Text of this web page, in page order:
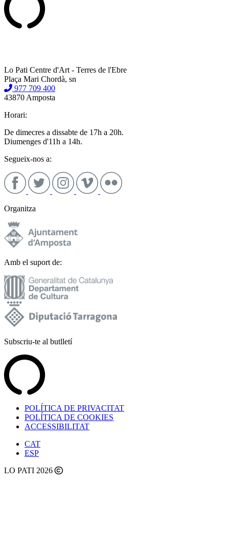
Lo Pati Centre d'Art - Terres de l'Ebre
Plaça Mari Chordà, sn
977 709 400
43870 Amposta
Horari:
De dimecres a dissabte de 17h a 20h.
Diumenges d'11h a 14h.
Segueix-nos a:
Organitza
Amb el suport de:
Subscriu-te al butlletí
POLÍTICA DE PRIVACITAT
POLÍTICA DE COOKIES
ACCESSIBILITAT
CAT
ESP
LO PATI 2026